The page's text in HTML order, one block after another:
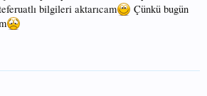
bilgileri aktarıcam
Çünkü bugün